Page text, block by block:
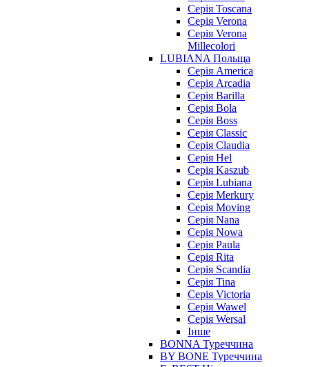
Серія Toscana
Серія Verona
Серія Verona
Millecolori
LUBIANA Польща
Серія America
Серія Arcadia
Серія Barilla
Серія Bola
Серія Boss
Серія Classic
Серія Claudia
Серія Hel
Серія Kaszub
Серія Lubiana
Серія Merkury
Серія Moving
Серія Nana
Серія Nowa
Серія Paula
Серія Rita
Серія Scandia
Серія Tina
Серія Victoria
Серія Wawel
Серія Wersal
Інше
BONNA Туреччина
BY BONE Туреччина